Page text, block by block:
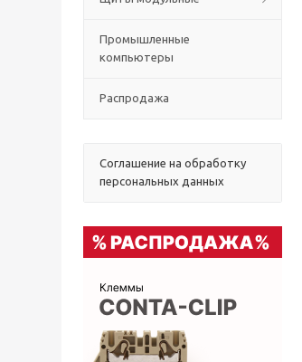
Промышленные
компьютеры
Распродажа
Соглашение на обработку
персональных данных